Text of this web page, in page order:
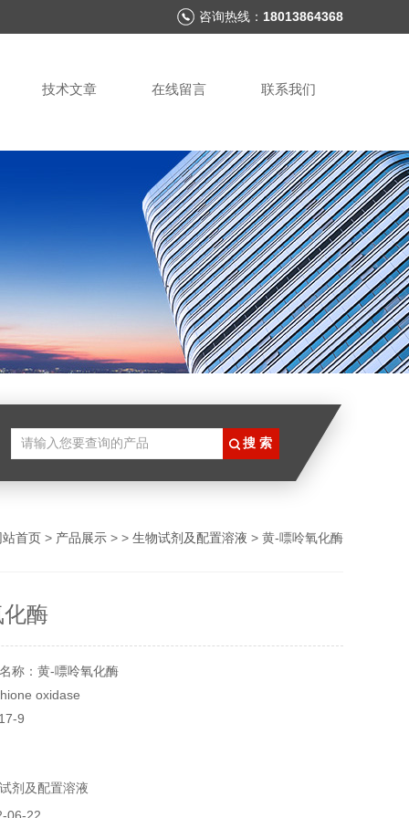
咨询热线： 18013864368
技术文章 在线留言 联系我们
站首页 > 产品展示 > > 生物试剂及配置溶液 > 黄-嘌呤氧化酶
酶
称：黄-嘌呤氧化酶
oxidase
9
验用，不做其它用途！
剂及配置溶液